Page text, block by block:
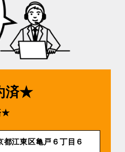
済★
★
都江東区亀戸６丁目６